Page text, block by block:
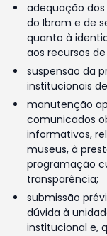
adequação
do Ibram e de
quanto à
aos recursos
suspensão da
institucionais
manutenção
comunicados
informativos,
museus, à
programação
transparência;
submissão
dúvida à
institucional e,